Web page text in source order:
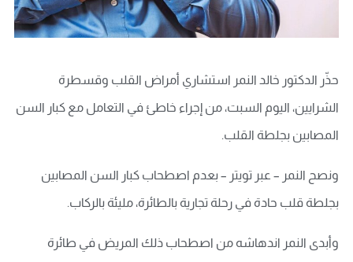
حذّر الدكتور خالد النمر استشاري أمراض القلب وقسطرة
الشرايين، اليوم السبت، من إجراء خاطئ في التعامل مع كبار السن
المصابين بجلطة القلب.
ونصح النمر – عبر تويتر – بعدم اصطحاب كبار السن المصابين
بجلطة قلب حادة في رحلة تجارية بالطائرة، مليئة بالركاب.
وأبدى النمر اندهاشه من اصطحاب ذلك المريض في طائرة